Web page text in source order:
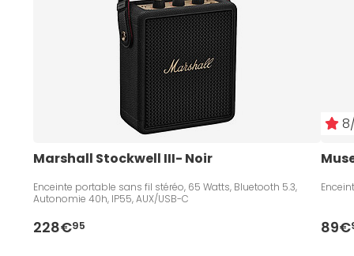
Marshall Stockwell III- Noir
Enceinte portable sans fil stéréo, 65 Watts, Bluetooth 5.3,
Autonomie 40h, IP55, AUX/USB-C
228€95 89€